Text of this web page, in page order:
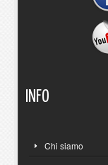
INFO
Chi siamo